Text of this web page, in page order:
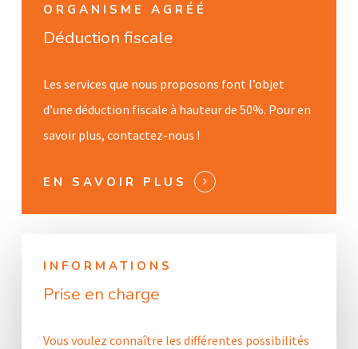
ORGANISME AGRÉÉ
Déduction fiscale
Les services que nous proposons font l’objet
d’une déduction fiscale à hauteur de 50%. Pour en
savoir plus, contactez-nous !
EN SAVOIR PLUS
INFORMATIONS
Prise en charge
Vous voulez connaître les différentes possibilités